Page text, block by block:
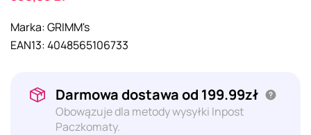
Marka:GRIMM's
EAN13:4048565106733
Darmowa dostawa od 199.99zł
Obowązuje dla metody wysyłki Inpost
Paczkomaty.